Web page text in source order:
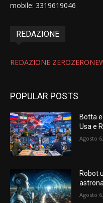
mobile: 3319619046
REDAZIONE
REDAZIONE
POPULAR POSTS
Botta
Usa e
Agosto
Robot
Agosto